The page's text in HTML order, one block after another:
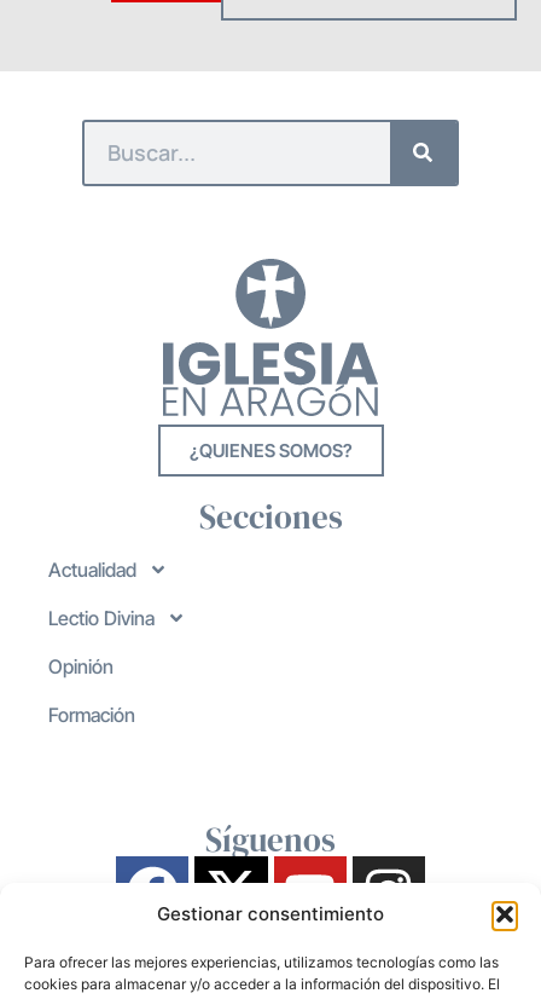
Gestionar consentimiento
Para ofrecer las mejores experiencias, utilizamos tecnologías como las
cookies para almacenar y/o acceder a la información del dispositivo. El
¿QUIENES SOMOS?
Secciones
Actualidad
Lectio Divina
Opinión
Formación
Síguenos